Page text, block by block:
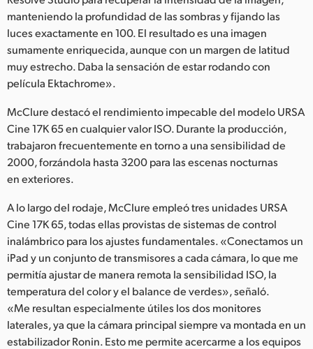
manteniendo la profundidad de las sombras y fijando las
luces exactamente en 100. El resultado es una imagen
sumamente enriquecida, aunque con un margen de latitud
muy estrecho. Daba la sensación de estar rodando con
película Ektachrome».
McClure destacó el rendimiento impecable del modelo URSA
Cine 17K 65 en cualquier valor ISO. Durante la producción,
trabajaron frecuentemente en torno a una sensibilidad de
2000, forzándola hasta 3200 para las escenas nocturnas
en exteriores.
A lo largo del rodaje, McClure empleó tres unidades URSA
Cine 17K 65, todas ellas provistas de sistemas de control
inalámbrico para los ajustes fundamentales. «Conectamos un
iPad y un conjunto de transmisores a cada cámara, lo que me
permitía ajustar de manera remota la sensibilidad ISO, la
temperatura del color y el balance de verdes», señaló.
«Me resultan especialmente útiles los dos monitores
laterales, ya que la cámara principal siempre va montada en un
estabilizador Ronin. Esto me permite acercarme a los equipos